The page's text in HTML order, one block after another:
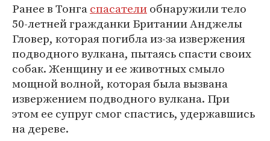
Ранее в Тонгаспасателиобнаружили тело
50-летней гражданки Британии Анджелы
Гловер, которая погибла из-за извержения
подводного вулкана, пытаясь спасти своих
собак. Женщину и ее животных смыло
мощной волной, которая была вызвана
извержением подводного вулкана. При
этом ее супруг смог спастись, удержавшись
на дереве.